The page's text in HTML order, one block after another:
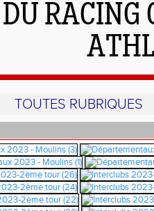
DU RACING
TOUTES RUBRIQUES